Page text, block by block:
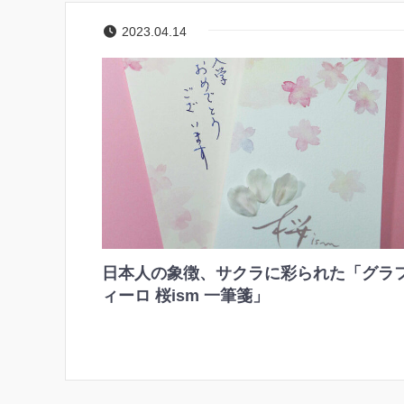
2023.04.14
日本人の象徴、サクラに彩られた「グラ
ィーロ 桜ism 一筆箋」